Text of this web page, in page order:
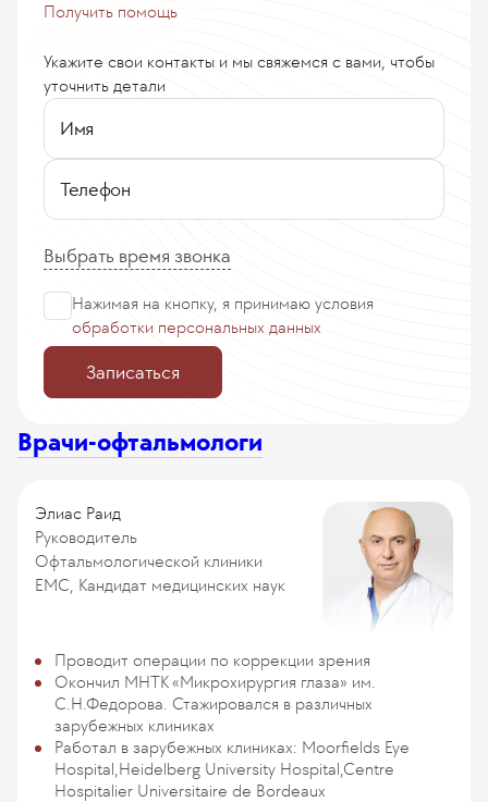
Получить помощь
Укажите свои контакты и мы свяжемся с вами, чтобы
уточнить детали
Имя
Телефон
Выбрать время звонка
Нажимая на кнопку, я принимаю условия
обработки персональных данных
Записаться
Врачи-офтальмологи
Элиас Раид
Руководитель
Офтальмологической клиники
ЕМС, Кандидат медицинских наук
Проводит операции по коррекции зрения
Окончил МНТК «Микрохирургия глаза» им.
С.Н.Федорова. Стажировался в различных
зарубежных клиниках
Работал в зарубежных клиниках: Moorfields Eye
Hospital,Heidelberg University Hospital,Centre
Hospitalier Universitaire de Bordeaux